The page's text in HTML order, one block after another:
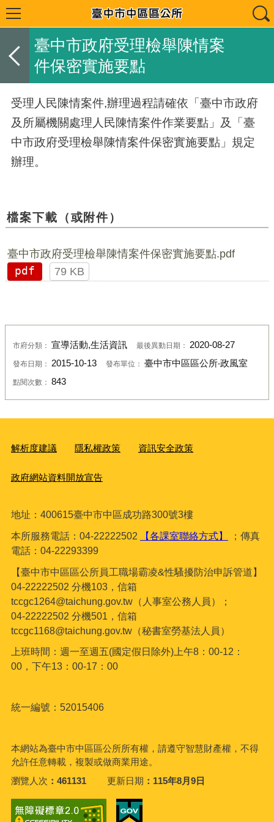
臺中市政府受理檢舉陳情案
件保密實施要點
受理人民陳情案件,辦理過程請確依「臺中市政府
及所屬機關處理人民陳情案件作業要點」及「臺
中市政府受理檢舉陳情案件保密實施要點」規定
辦理。
檔案下載（或附件）
臺中市政府受理檢舉陳情案件保密實施要點.pdf
pdf
79 KB
市府分類： 宣導活動,生活資訊 最後異動日期： 2020-08-27
發布日期： 2015-10-13 發布單位： 臺中市中區區公所‧政風室
點閱次數： 843
解析度建議 隱私權政策 資訊安全政策
政府網站資料開放宣告
地址：400615臺中市中區成功路300號3樓
本所服務電話：04-22222502 【各課室聯絡方式】
；傳真
電話：04-22293399
【臺中市中區區公所員工職場霸凌&性騷擾防治申訴管道】
04-22222502 分機103，信箱
tccgc1264@taichung.gov.tw（人事室公務人員）；
04-22222502 分機501，信箱
tccgc1168@taichung.gov.tw（秘書室勞基法人員）
上班時間：週一至週五(國定假日除外)上午8：00-12：
00，下午13：00-17：00
統一編號：52015406
本網站為臺中市中區區公所所有權，請遵守智慧財產權，不得
允許任意轉載，複製或做商業用途。
瀏覽人次
461131 更新日期 115年8月9日